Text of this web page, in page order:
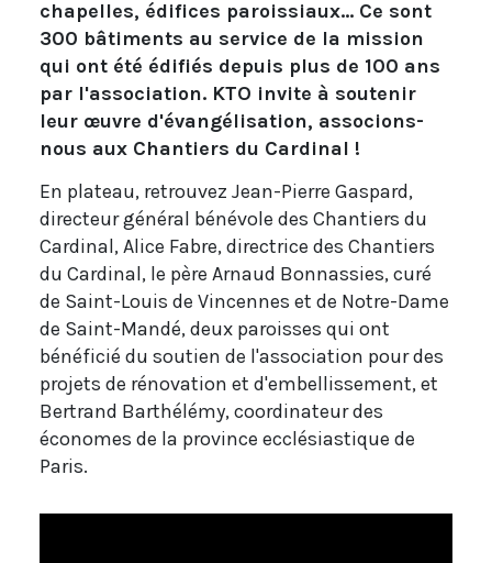
chapelles, édifices paroissiaux... Ce sont
300 bâtiments au service de la mission
qui ont été édifiés depuis plus de 100 ans
par l'association. KTO invite à soutenir
leur œuvre d'évangélisation, associons-
nous aux Chantiers du Cardinal !
En plateau, retrouvez Jean-Pierre Gaspard,
directeur général bénévole des Chantiers du
Cardinal, Alice Fabre, directrice des Chantiers
du Cardinal, le père Arnaud Bonnassies, curé
de Saint-Louis de Vincennes et de Notre-Dame
de Saint-Mandé, deux paroisses qui ont
bénéficié du soutien de l'association pour des
projets de rénovation et d'embellissement, et
Bertrand Barthélémy, coordinateur des
économes de la province ecclésiastique de
Paris.